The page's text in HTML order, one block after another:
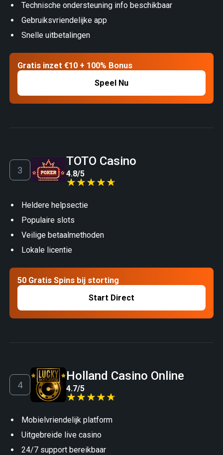
Technische ondersteuning info beschikbaar
Gebruiksvriendelijke app
Snelle uitbetalingen
Gratis inzet €10 + 100% Bonus
Speel Nu
TOTO Casino
4.8/5
Heldere helpsectie
Populaire slots
Veilige betaalmethoden
Lokale licentie
50 Gratis Spins bij storting
Start Direct
Holland Casino Online
4.7/5
Mobielvriendelijk platform
Uitgebreide live casino
24/7 support bereikbaar